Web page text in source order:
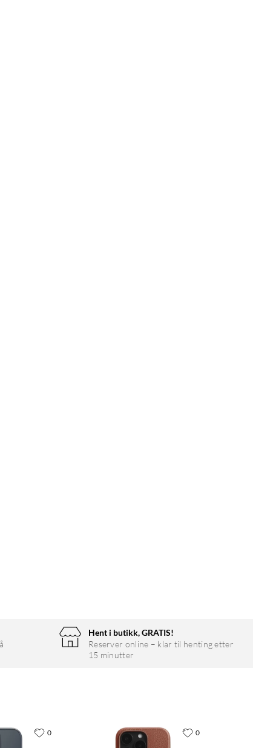
Hent i butikk, GRATIS!
Reserver online – klar til henting etter
15 minutter
0 0